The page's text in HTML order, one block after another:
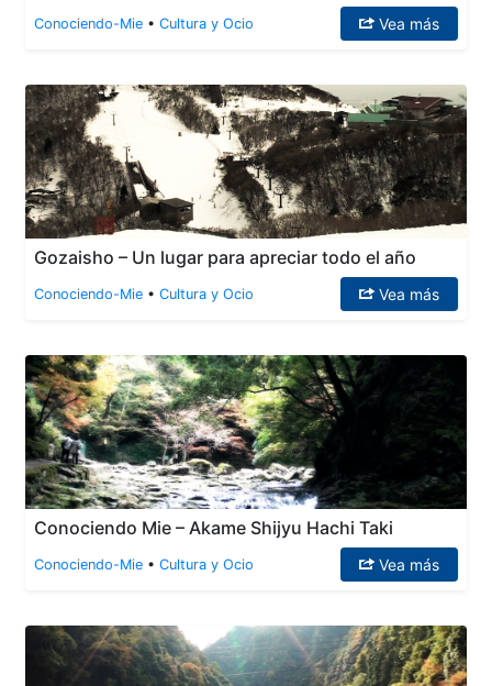
Conociendo-Mie • Cultura y Ocio Vea más
Gozaisho – Un lugar para apreciar todo el año
Conociendo-Mie • Cultura y Ocio Vea más
Conociendo Mie – Akame Shijyu Hachi Taki
Conociendo-Mie • Cultura y Ocio Vea más